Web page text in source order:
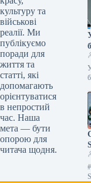
культуру та
військові
реалії. Ми
публікуємо
поради для
життя та
статті, які
допомагають
орієнтуватися
в непростий
час. Наша
мета — бути
опорою для
читача щодня.